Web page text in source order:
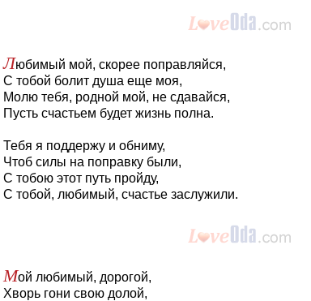
Любимый мой, скорее поправляйся,
С тобой болит душа еще моя,
Молю тебя, родной мой, не сдавайся,
Пусть счастьем будет жизнь полна.
Тебя я поддержу и обниму,
Чтоб силы на поправку были,
С тобою этот путь пройду,
С тобой, любимый, счастье заслужили.
Мой любимый, дорогой,
Хворь гони свою долой,